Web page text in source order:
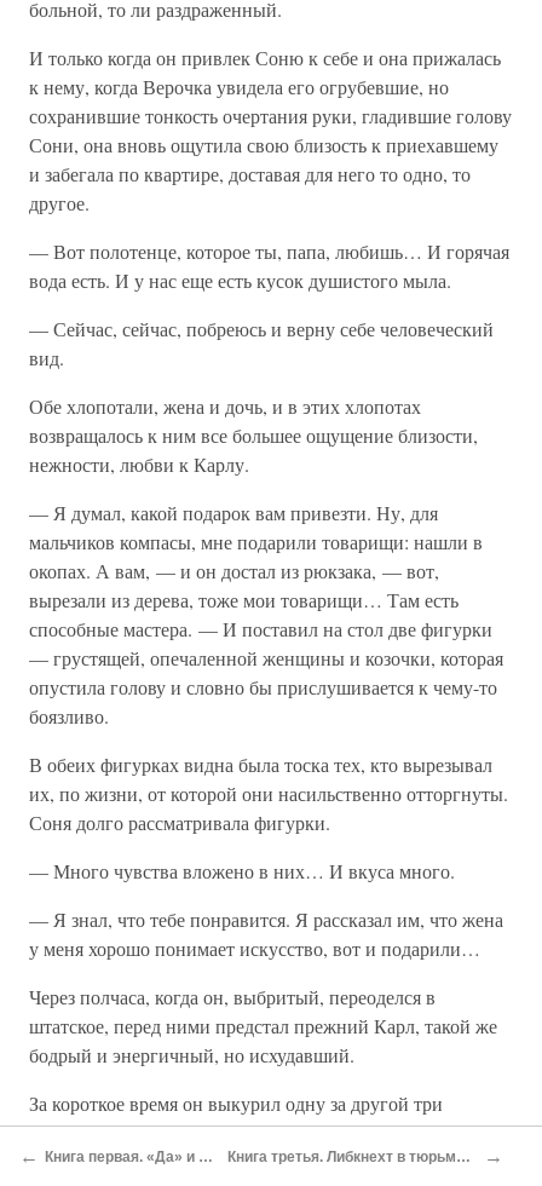
больной, то ли раздраженный.
И только когда он привлек Соню к себе и она прижалась
к нему, когда Верочка увидела его огрубевшие, но
сохранившие тонкость очертания руки, гладившие голову
Сони, она вновь ощутила свою близость к приехавшему
и забегала по квартире, доставая для него то одно, то
другое.
— Вот полотенце, которое ты, папа, любишь… И горячая
вода есть. И у нас еще есть кусок душистого мыла.
— Сейчас, сейчас, побреюсь и верну себе человеческий
вид.
Обе хлопотали, жена и дочь, и в этих хлопотах
возвращалось к ним все большее ощущение близости,
нежности, любви к Карлу.
— Я думал, какой подарок вам привезти. Ну, для
мальчиков компасы, мне подарили товарищи: нашли в
окопах. А вам, — и он достал из рюкзака, — вот,
вырезали из дерева, тоже мои товарищи… Там есть
способные мастера. — И поставил на стол две фигурки
— грустящей, опечаленной женщины и козочки, которая
опустила голову и словно бы прислушивается к чему-то
боязливо.
В обеих фигурках видна была тоска тех, кто вырезывал
их, по жизни, от которой они насильственно отторгнуты.
Соня долго рассматривала фигурки.
— Много чувства вложено в них… И вкуса много.
— Я знал, что тебе понравится. Я рассказал им, что жена
у меня хорошо понимает искусство, вот и подарили…
Через полчаса, когда он, выбритый, переоделся в
штатское, перед ними предстал прежний Карл, такой же
бодрый и энергичный, но исхудавший.
За короткое время он выкурил одну за другой три
папиросы.
← Книга первая. «Да» и «нет» Либкнехта Книга третья. Либкнехт в тюрьме. Правые маневрируют →